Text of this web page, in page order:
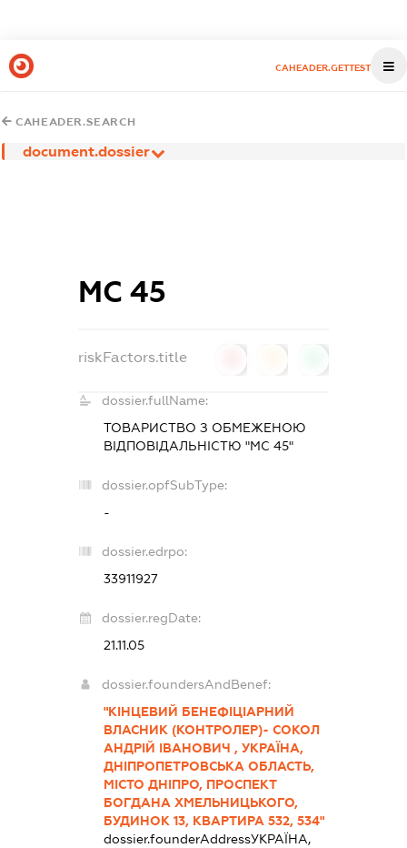
CAHEADER.GETTEST
CAHEADER.SEARCH
document.dossier
МС 45
riskFactors.title
dossier.fullName:
ТОВАРИСТВО З ОБМЕЖЕНОЮ
ВІДПОВІДАЛЬНІСТЮ "МС 45"
dossier.opfSubType:
-
dossier.edrpo:
33911927
dossier.regDate:
21.11.05
dossier.foundersAndBenef:
"КІНЦЕВИЙ БЕНЕФІЦІАРНИЙ
ВЛАСНИК (КОНТРОЛЕР)- СОКОЛ
АНДРІЙ ІВАНОВИЧ , УКРАЇНА,
ДНІПРОПЕТРОВСЬКА ОБЛАСТЬ,
МІСТО ДНІПРО, ПРОСПЕКТ
БОГДАНА ХМЕЛЬНИЦЬКОГО,
БУДИНОК 13, КВАРТИРА 532, 534"
dossier.founderAddressУКРАЇНА,